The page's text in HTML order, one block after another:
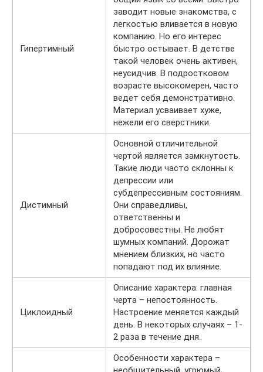
Гипертимный
заводит новые знакомства, с
легкостью вливается в новую
компанию. Но его интерес
быстро остывает. В детстве
такой человек очень активен,
неусидчив. В подростковом
возрасте высокомерен, часто
ведет себя демонстративно.
Материал усваивает хуже,
нежели его сверстники.
Дистимный
Основной отличительной
чертой является замкнутость.
Такие люди часто склонны к
депрессии или
субдепрессивным состояниям.
Они справедливы,
ответственны и
добросовестны. Не любят
шумных компаний. Дорожат
мнением близких, но часто
попадают под их влияние.
Циклоидный
Описание характера: главная
черта – непостоянность.
Настроение меняется каждый
день. В некоторых случаях – 1-
2 раза в течение дня.
Особенности характера –